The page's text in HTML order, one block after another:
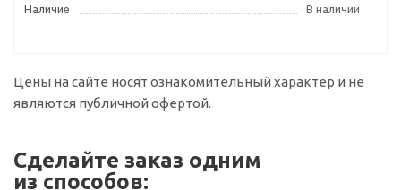
Наличие
В наличии
Цены на сайте носят ознакомительный характер и не
являются публичной офертой.
Сделайте заказ одним
из способов: